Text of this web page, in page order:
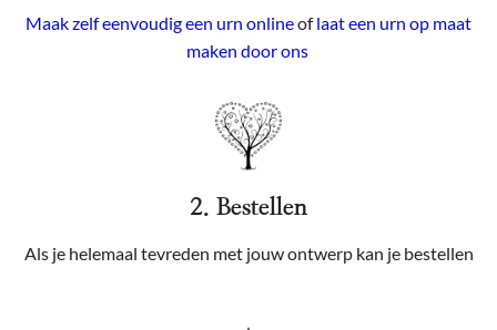
Maak zelf eenvoudig een urn onlineoflaat een urn op maat
maken door ons
2. Bestellen
Als je helemaal tevreden met jouw ontwerp kan je bestellen